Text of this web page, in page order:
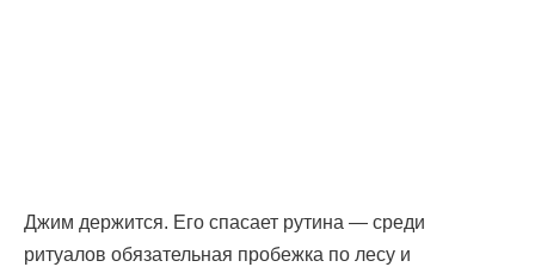
Джим держится. Его спасает рутина — среди
ритуалов обязательная пробежка по лесу и